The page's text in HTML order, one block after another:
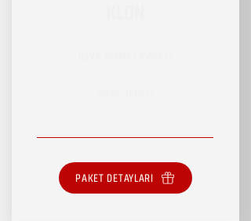
PAKET DETAYLARI